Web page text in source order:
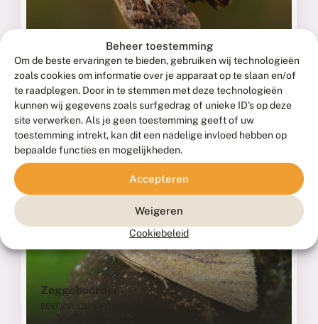
Beheer toestemming
Om de beste ervaringen te bieden, gebruiken wij technologieën
zoals cookies om informatie over je apparaat op te slaan en/of
te raadplegen. Door in te stemmen met deze technologieën
kunnen wij gegevens zoals surfgedrag of unieke ID's op deze
site verwerken. Als je geen toestemming geeft of uw
toestemming intrekt, kan dit een nadelige invloed hebben op
bepaalde functies en mogelijkheden.
Accepteren
Weigeren
Cookiebeleid
Wollegras-uil
CELAENA HAWORTHII
Fotograaf: Gunther Groenez, België
Zeggeboorder
DENTICUCULLUS PYGMINA